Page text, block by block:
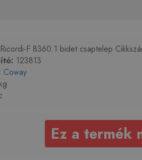
F 8360.1 bidet csaptelep
123813
Coway
Ez a termék